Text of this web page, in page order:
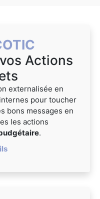
Actions
externalisée en
pour toucher
bons messages en
les actions
.